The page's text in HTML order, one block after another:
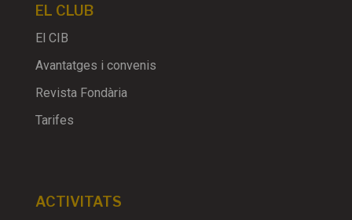
EL CLUB
El CIB
Avantatges i convenis
Revista Fondària
Tarifes
ACTIVITATS